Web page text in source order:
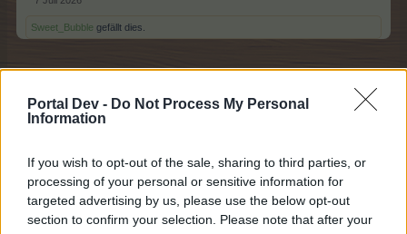
Portal Dev - Do Not Process My Personal
Information
If you wish to opt-out of the sale, sharing to third parties, or
processing of your personal or sensitive information for
targeted advertising by us, please use the below opt-out
section to confirm your selection. Please note that after your
Sweet_Bubble gefällt dies.
Sweet_Bubble
Lebende Forenlegende
Knautschiii .. L
7 Juli 2026
Tammoo undlissy_kind gefällt dies.